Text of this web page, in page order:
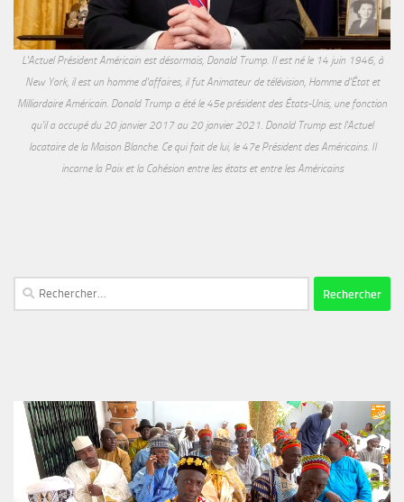
L'Actuel Président Américain est désormais, Donald Trump. Il est né le 14 juin 1946, à
New York, il est un homme d'affaires, il fut Animateur de télévision, Homme d'État et
Milliardaire Américain. Donald Trump a été le 45e président des États-Unis, une fonction
qu'il a occupé du 20 janvier 2017 au 20 janvier 2021. Donald Trump est l'Actuel
locataire de la Maison Blanche. Ce qui fait de lui, le 47e Président des Américains. Il
incarne la Paix et la Cohésion entre les états et entre les Américains
Rechercher :